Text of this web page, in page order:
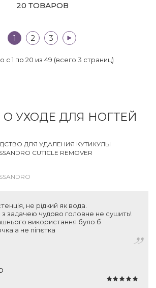
20 ТОВАРОВ
1 2 3 >|
с 1 по 20 из 49 (всего 3 страниц)
УХОДЕ ДЛЯ НОГТЕЙ
ДЛЯ УДАЛЕНИЯ КУТИКУЛЫ
CUTICLE REMOVER
не рідкий як вода.
задачею чудово головне не сушить!
використання було б
а не піпєтка